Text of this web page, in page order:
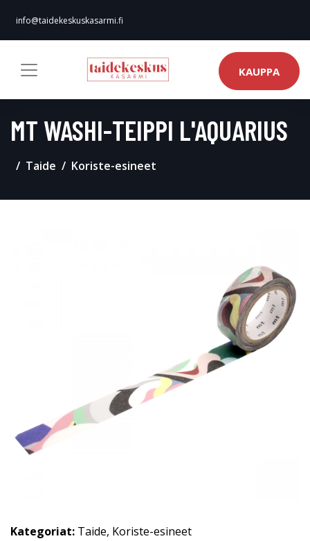
info@taidekeskuskasarmi.fi
KAUPPA
MT WASHI-TEIPPI L'AQUARIUS
Taide Koriste-esineet
Kategoriat: Taide, Koriste-esineet